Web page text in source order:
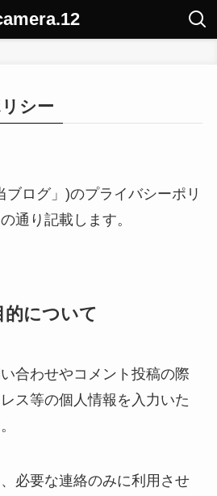
シー
ブログ」)のプライバシーポリ
通り記載します。
的について
合わせやコメント投稿の際
ス等の個人情報を入力いた
必要な連絡のみに利用させ